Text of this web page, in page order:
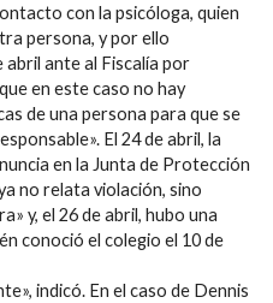
con la psicóloga, quien
persona, y por ello
abril ante al Fiscalía por
en este caso no hay
de una persona para que se
El 24 de abril, la
en la Junta de Protección
no relata violación, sino
y, el 26 de abril, hubo una
conoció el colegio el 10 de
indicó. En el caso de Dennis